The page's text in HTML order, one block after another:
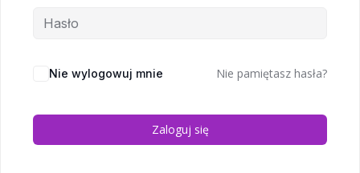
Nie wylogowuj mnie Nie pamiętasz hasła?
Zaloguj się